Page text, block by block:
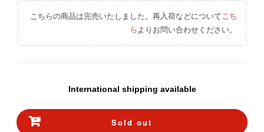
こちらの商品は完売いたしました。再入荷などについてこち
ら よりお問い合わせください。
International shipping available
Sold out